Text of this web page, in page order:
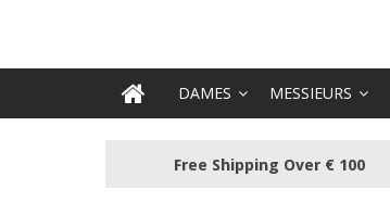
DAMES MESSIEURS
Free Shipping Over € 100